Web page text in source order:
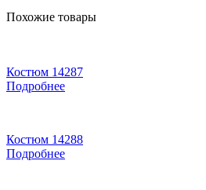
Похожие товары
Костюм 14287
Подробнее
Костюм 14288
Подробнее